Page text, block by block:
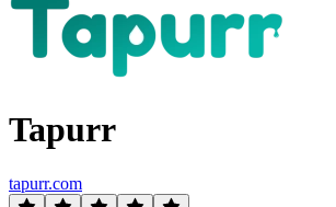
Tapurr
tapurr.com